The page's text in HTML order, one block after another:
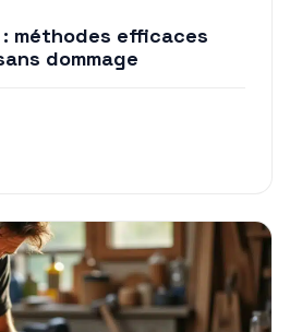
méthodes efficaces
dommage